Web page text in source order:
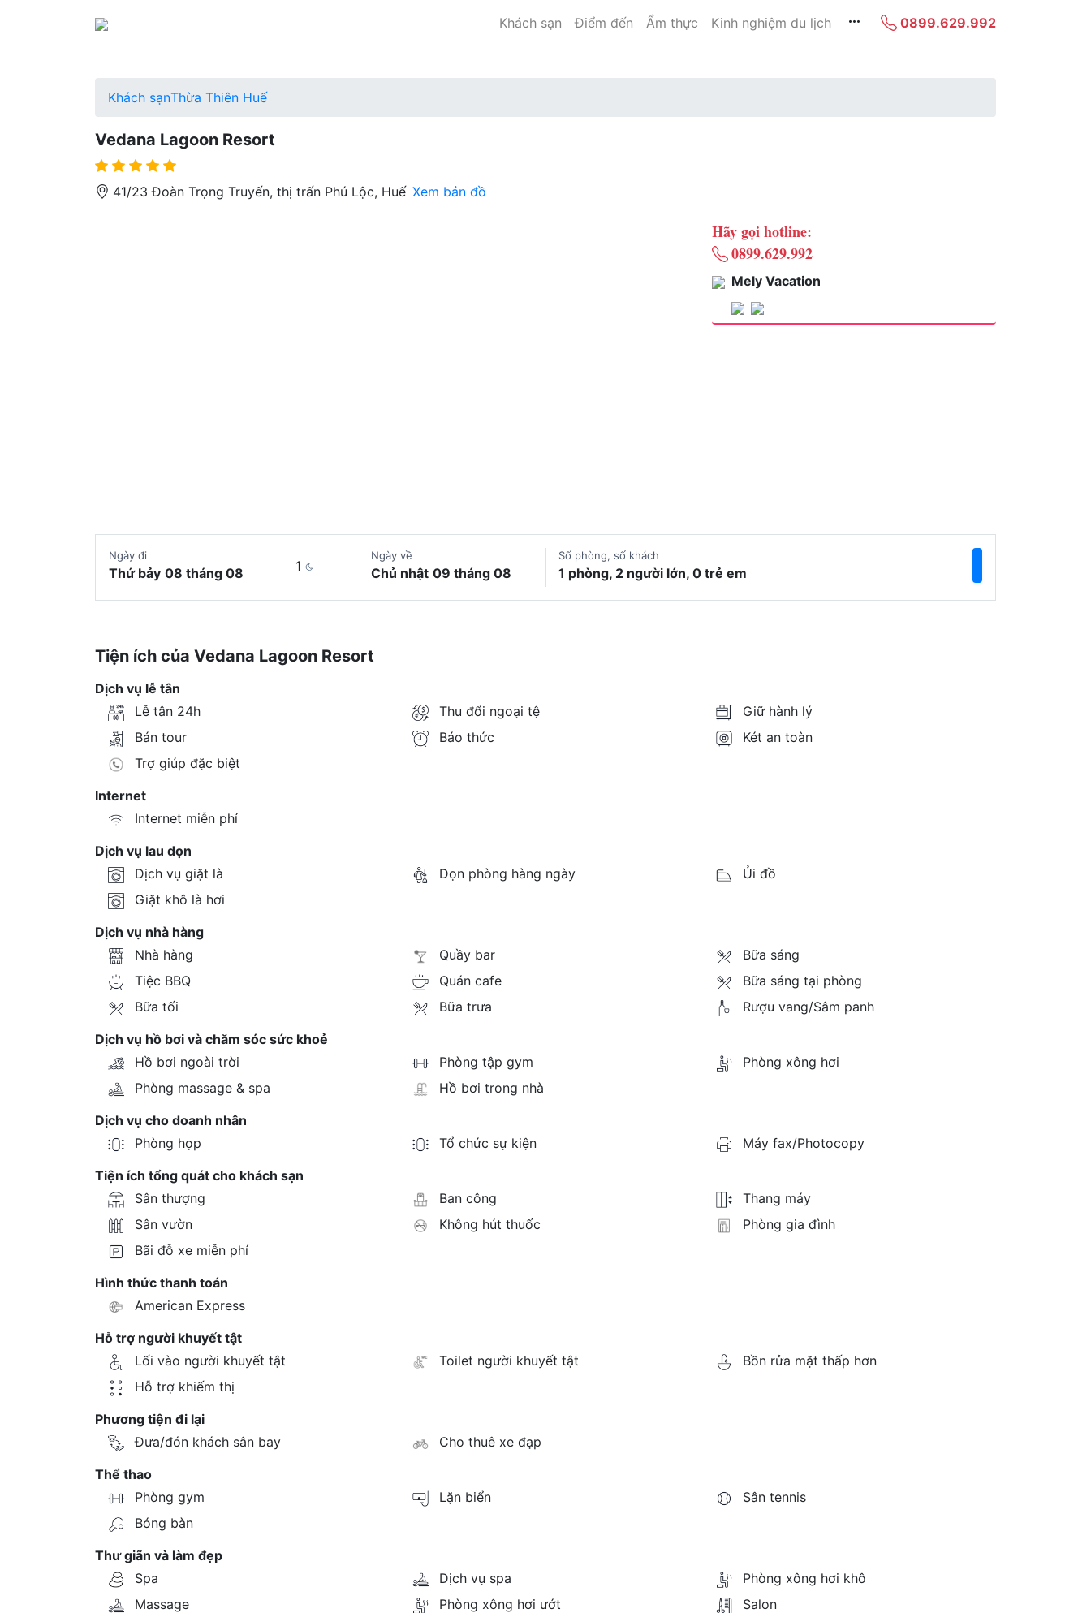
Khách sạn Điểm đến Ẩm thực Kinh nghiệm du lịch 0899.629.992
Khách sạnThừa Thiên Huế
Vedana Lagoon Resort
41/23 Đoàn Trọng Truyến, thị trấn Phú Lộc, Huế Xem bản đồ
Hãy gọi hotline:
0899.629.992
Mely Vacation
Ngày đi
Thứ bảy 08 tháng 08 1
Ngày về
Chủ nhật 09 tháng 08
Số phòng, số khách
1 phòng, 2 người lớn, 0 trẻ em
Tiện ích của Vedana Lagoon Resort
Dịch vụ lễ tân
Lễ tân 24h
Thu đổi ngoại tệ
Giữ hành lý
Bán tour
Báo thức
Két an toàn
Trợ giúp đặc biệt
Internet
Internet miễn phí
Dịch vụ lau dọn
Dịch vụ giặt là
Dọn phòng hàng ngày
Ủi đồ
Giặt khô là hơi
Dịch vụ nhà hàng
Nhà hàng
Quầy bar
Bữa sáng
Tiệc BBQ
Quán cafe
Bữa sáng tại phòng
Bữa tối
Bữa trưa
Rượu vang/Sâm panh
Dịch vụ hồ bơi và chăm sóc sức khoẻ
Hồ bơi ngoài trời
Phòng tập gym
Phòng xông hơi
Phòng massage & spa
Hồ bơi trong nhà
Dịch vụ cho doanh nhân
Phòng họp
Tổ chức sự kiện
Máy fax/Photocopy
Tiện ích tổng quát cho khách sạn
Sân thượng
Ban công
Thang máy
Sân vườn
Không hút thuốc
Phòng gia đình
Bãi đỗ xe miễn phí
Hình thức thanh toán
American Express
Hỗ trợ người khuyết tật
Lối vào người khuyết tật
Toilet người khuyết tật
Bồn rửa mặt thấp hơn
Hỗ trợ khiếm thị
Phương tiện đi lại
Đưa/đón khách sân bay
Cho thuê xe đạp
Thể thao
Phòng gym
Lặn biển
Sân tennis
Bóng bàn
Thư giãn và làm đẹp
Spa
Dịch vụ spa
Phòng xông hơi khô
Massage
Phòng xông hơi ướt
Salon